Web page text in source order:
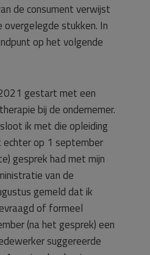
de consument verwijst
overgelegde stukken. In
op het volgende
gestart met een
bij de ondernemer.
ik met die opleiding
op 1 september
gesprek had met mijn
van de
gemeld dat ik
of formeel
(na het gesprek) een
suggereerde